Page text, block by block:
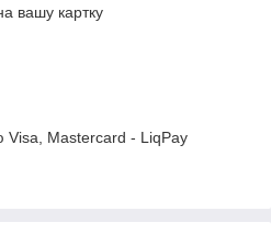
вашу картку
Visa, Mastercard - LiqPay